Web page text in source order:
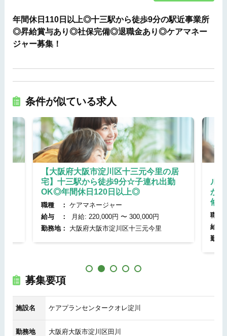
年間休日110日以上◎十三駅から徒歩9分の駅近事業所
◎昇給賞与あり◎社保完備◎退職金あり◎ケアマネー
ジャー募集！
条件が似ている求人
【大阪府大阪市淀川区十三元今里の居
宅】十三駅から徒歩9分☆子連れ出勤
OK◎年間休日120日以上◎
職種 ： ケアマネージャー
給与 ：
月給: 220,000円 〜 300,000円
勤務地：
大阪府大阪市淀川区十三元今里
ル
か
修
職
給
勤務
募集要項
施設名 ケアプランセンタークオレ淀川
勤務地 大阪府大阪市淀川区田川